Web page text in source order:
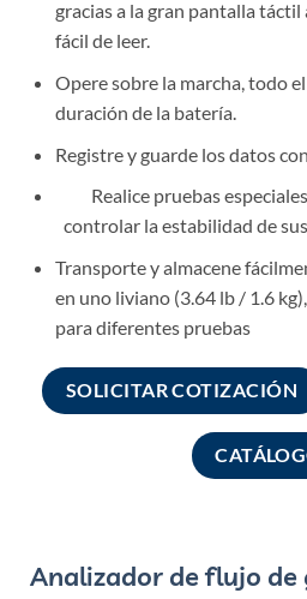
gracias a la gran pantalla táctil
fácil de leer.
Opere sobre la marcha, todo
duración de la batería.
Registre y guarde los datos
Realice pruebas
controlar la estabilidad de
Transporte y almacene
en uno liviano (3.64 lb / 1.6
para diferentes pruebas
SOLICITAR COTIZACIÓN
Analizador de flujo de